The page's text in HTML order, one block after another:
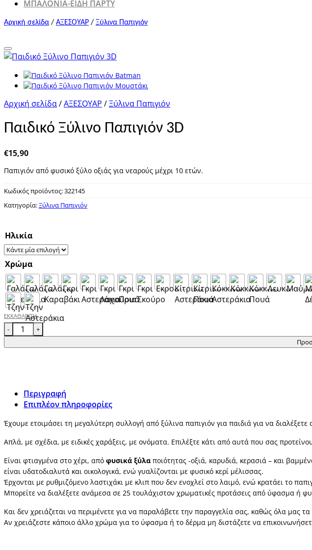
ΜΠΑΛΟΝΙΑ-ΕΙΔΗ ΠΑΡΤΥ
Αρχική σελίδα / ΑΞΕΣΟΥΑΡ / Ξύλινα Παπιγιόν
Αρχική σελίδα/ΑΞΕΣΟΥΑΡ /Ξύλινα Παπιγιόν
Παιδικό Ξύλινο Παπιγιόν 3D
€15,90
Παπιγιόν από φυσικό ξύλο οξιάς για νεαρούς μέχρι 10 ετών.
Κωδικός προϊόντος:322145
Κατηγορία:Ξύλινα Παπιγιόν
Ηλικία
Χρώμα
ΕΚΚΑΘΆΡΙΣΗ
Παιδικό Ξύλινο Παπιγιόν 3D ποσότητα
Περιγραφή
Επιπλέον πληροφορίες
Έχουμε ετοιμάσει τη μεγαλύτερη συλλογή από ξύλινα παπιγιόν για παιδιά για να διαλέξετε
Απλά, με σχέδια, με ειδικές χαράξεις, με ονόματα. Επιλέξτε κάτι από αυτά που σας
Είναι φτιαγμένα στο χέρι, από φυσικά ξύλα ποιότητας -οξιά, καρυδιά, κερασιά – και
είναι υδατοδιαλυτά και οικολογικά, ενώ γυαλίζονται με φυσικό κερί μέλισσας.
Έρχονται με ρυθμιζόμενο λαστιχάκι με κλιπ που δεν ενοχλεί στο λαιμό, ενώ κρατάει το
Μπορείτε να διαλέξετε ανάμεσα σε 25 τουλάχιστον χρωματικές προτάσεις από ύφασμα ή
Και δεν χρειάζεται να περιμένετε για να παραλάβετε την παραγγελία σας, καθώς όλα μας
Αν χρειάζεστε κάποιο άλλο χρώμα για το ύφασμα ή το δέρμα μη διστάζετε να